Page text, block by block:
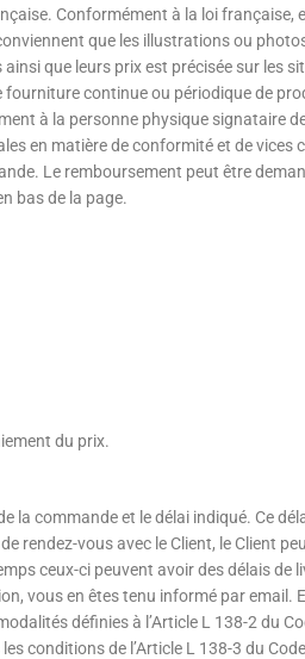
Conformément à la loi française,
que les illustrations ou
que leurs prix est précisée sur les
continue ou périodique de
à la personne physique signataire
en matière de conformité et de vices
Le remboursement peut être
bas de la page.
du prix.
la commande et le délai indiqué. Ce
rendez-vous avec le Client, le Client
ceux-ci peuvent avoir des délais de
vous en êtes tenu informé par email.
définies à l’Article L 138-2 du
conditions de l’Article L 138-3 du